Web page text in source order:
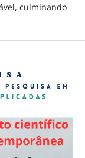
culminando